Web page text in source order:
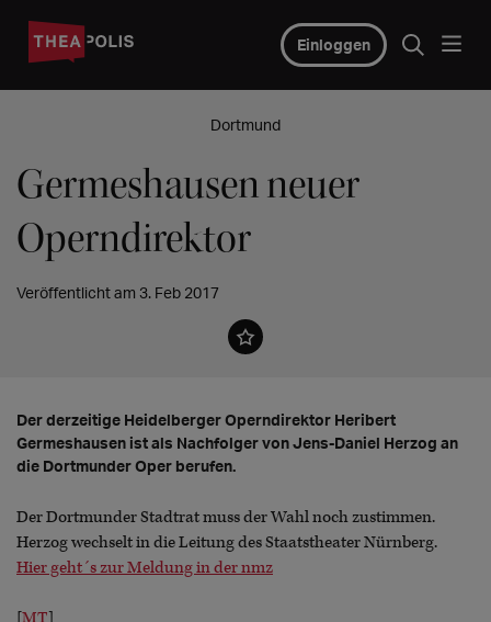
Einloggen
Dortmund
Germeshausen neuer
Operndirektor
Veröffentlicht am 3. Feb 2017
Der derzeitige Heidelberger Operndirektor Heribert
Germeshausen ist als Nachfolger von Jens-Daniel Herzog an
die Dortmunder Oper berufen.
Der Dortmunder Stadtrat muss der Wahl noch zustimmen.
Herzog wechselt in die Leitung des Staatstheater Nürnberg.
Hier geht´s zur Meldung in der nmz